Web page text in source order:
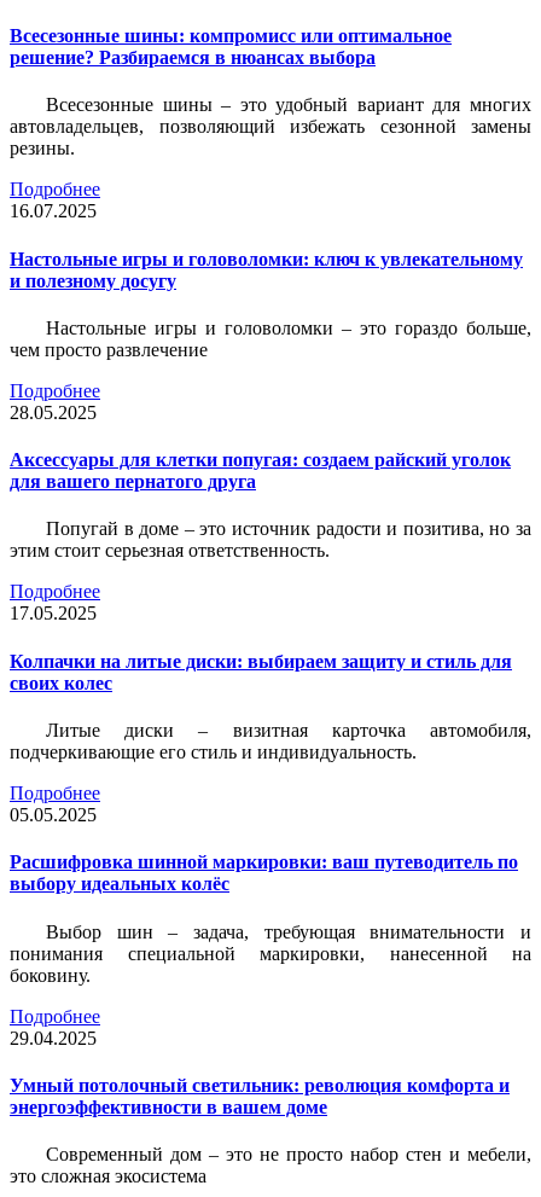
Всесезонные шины: компромисс или оптимальное
решение? Разбираемся в нюансах выбора
Всесезонные шины – это удобный вариант для многих
автовладельцев, позволяющий избежать сезонной замены
резины.
Подробнее
16.07.2025
Настольные игры и головоломки: ключ к увлекательному
и полезному досугу
Настольные игры и головоломки – это гораздо больше,
чем просто развлечение
Подробнее
28.05.2025
Аксессуары для клетки попугая: создаем райский уголок
для вашего пернатого друга
Попугай в доме – это источник радости и позитива, но за
этим стоит серьезная ответственность.
Подробнее
17.05.2025
Колпачки на литые диски: выбираем защиту и стиль для
своих колес
Литые диски – визитная карточка автомобиля,
подчеркивающие его стиль и индивидуальность.
Подробнее
05.05.2025
Расшифровка шинной маркировки: ваш путеводитель по
выбору идеальных колёс
Выбор шин – задача, требующая внимательности и
понимания специальной маркировки, нанесенной на
боковину.
Подробнее
29.04.2025
Умный потолочный светильник: революция комфорта и
энергоэффективности в вашем доме
Современный дом – это не просто набор стен и мебели,
это сложная экосистема